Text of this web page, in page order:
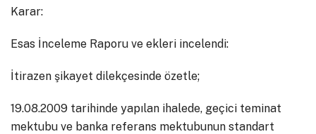
Karar:
Esas İnceleme Raporu ve ekleri incelendi:
İtirazen şikayet dilekçesinde özetle;
19.08.2009 tarihinde yapılan ihalede, geçici teminat
mektubu ve banka referans mektubunun standart